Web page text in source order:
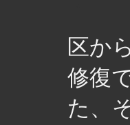
区か
修復
た、